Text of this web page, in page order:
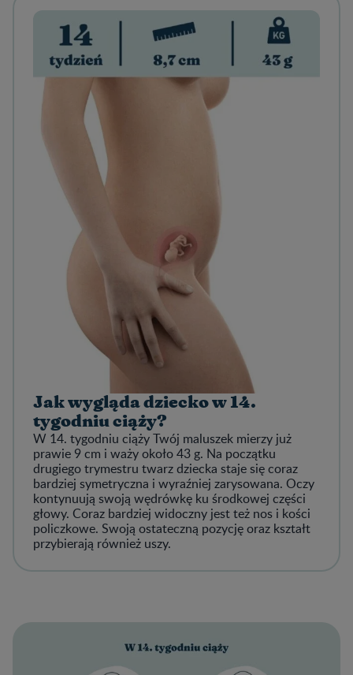
Jak wygląda dziecko w 14.
tygodniu ciąży?
W 14. tygodniu ciąży Twój maluszek mierzy już
prawie 9 cm i waży około 43 g. Na początku
drugiego trymestru twarz dziecka staje się coraz
bardziej symetryczna i wyraźniej zarysowana. Oczy
kontynuują swoją wędrówkę ku środkowej części
głowy. Coraz bardziej widoczny jest też nos i kości
policzkowe. Swoją ostateczną pozycję oraz kształt
przybierają również uszy.